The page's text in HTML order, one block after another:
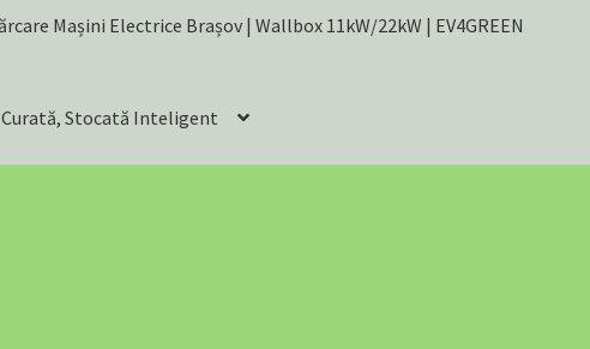
Mașini Electrice Brașov | Wallbox 11kW/22kW | EV4GREEN
Curată, Stocată Inteligent
Mașina Ta Electrică